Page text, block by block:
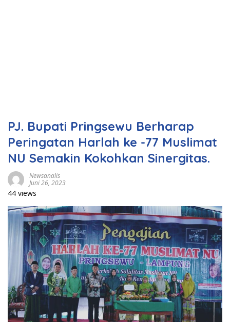
PJ. Bupati Pringsewu Berharap
Peringatan Harlah ke -77 Muslimat
NU Semakin Kokohkan Sinergitas.
Newsanalis
Juni 26, 2023
44 views